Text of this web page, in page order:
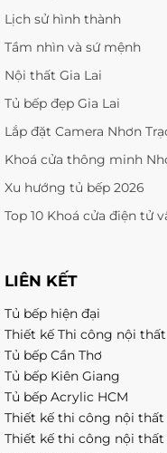
Lịch sử hình thành
Tầm nhìn và sứ mệnh
Nội thất Gia Lai
Tủ bếp đẹp Gia Lai
Lắp đặt Camera Nhơn
Khoá cửa thông minh
Xu hướng tủ bếp 2026
Top 10 Khoá cửa điện tử
LIÊN KẾT
Tủ bếp hiện đại
Thiết kế Thi công nội thất
Tủ bếp Cần Thơ
Tủ bếp Kiên Giang
Tủ bếp Acrylic HCM
Thiết kế thi công nội thất
Thiết kế thi công nội